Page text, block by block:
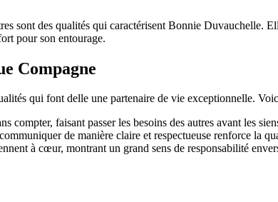
sont des qualités qui caractérisent Bonnie Duvauchelle.
pour son entourage.
Compagne
qui font delle une partenaire de vie exceptionnelle.
compter, faisant passer les besoins des autres avant les
de manière claire et respectueuse renforce la
à cœur, montrant un grand sens de responsabilité